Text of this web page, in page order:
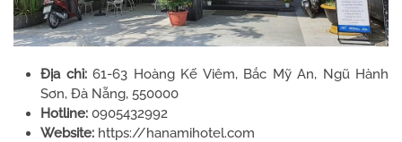
Địa chỉ:61-63 Hoàng Kế Viêm, Bắc Mỹ An, Ngũ Hành
Sơn, Đà Nẵng, 550000
Hotline: 0905432992
Website: https://hanamihotel.com